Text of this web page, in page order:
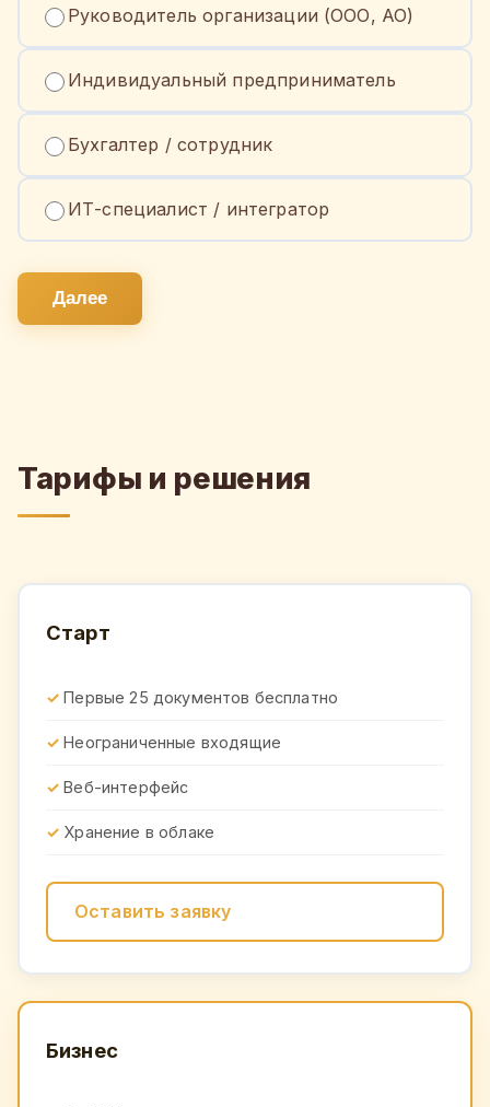
Руководитель организации (ООО, АО)
Индивидуальный предприниматель
Бухгалтер / сотрудник
ИТ-специалист / интегратор
Далее
Тарифы и решения
Старт
Первые 25 документов бесплатно
Неограниченные входящие
Веб-интерфейс
Хранение в облаке
Оставить заявку
Бизнес